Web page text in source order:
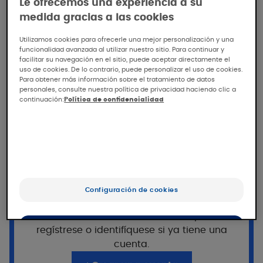
Tolerancia y eficacia del gel
limpiador KERACNYL en
asociación con tratamientos
tópicos y orales
Tolerancia y eficacia del gel limpiador
KERACNYL en asociación con tratamientos
(12-34 años):
25 pacientes bajo tratamiento tópico (7 bajo
For Med.
Para acceder al contenido completo,
regístrese o identifíquese si ya tiene una
cuenta.
Le ofrecemos una experiencia a su
medida gracias a las cookies
Utilizamos cookies para ofrecerle una mejor personalización y una
funcionalidad avanzada al utilizar nuestro sitio. Para continuar y
facilitar su navegación en el sitio, puede aceptar directamente el
uso de cookies. De lo contrario, puede personalizar el uso de cookies.
Para obtener más información sobre el tratamiento de datos
personales, consulte nuestra política de privacidad haciendo clic a
continuación: Política de confidencialidad
Configuración de cookies
Sólo lo esencial
OK